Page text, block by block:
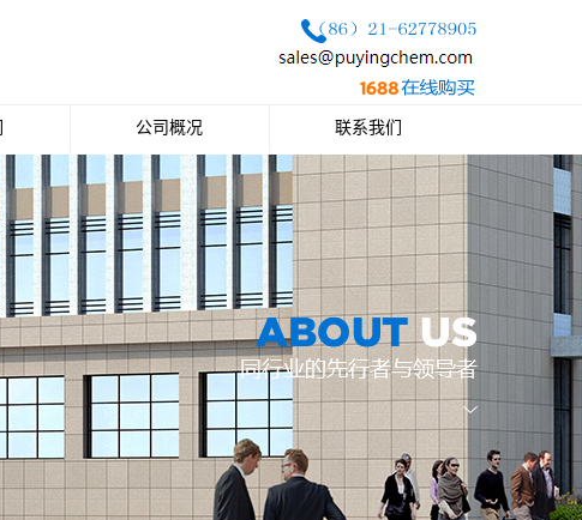
公司概况
公司简介
企业文化
公司荣誉
联系我们
联系方式